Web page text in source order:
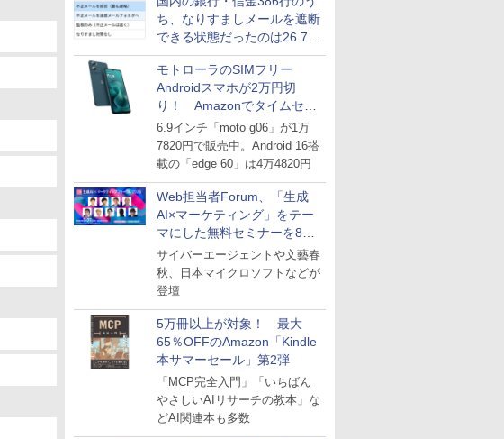
ち、なりすましメールを遮断
できる状態だったのは26.7％
にとどまる～GMOブランド
セキュリティ調査
モトローラのSIMフリー
Androidスマホが2万円切
り！ Amazonでタイムセー
ル
6.9インチ「moto g06」が1万
7820円で販売中。Android 16搭
載の「edge 60」は4万4820円
Web担当者Forum、「生成
AI×マーケティング」をテー
マにした無料セミナーを8月
27日にオンライン開催
サイバーエージェントや文藝春
秋、日本マイクロソフトなどが
登壇
5万冊以上が対象！ 最大
65％OFFのAmazon「Kindle
本サマーセール」第2弾
「MCP完全入門」「いちばん
やさしいAIリサーチの教本」な
どAI関連本も多数